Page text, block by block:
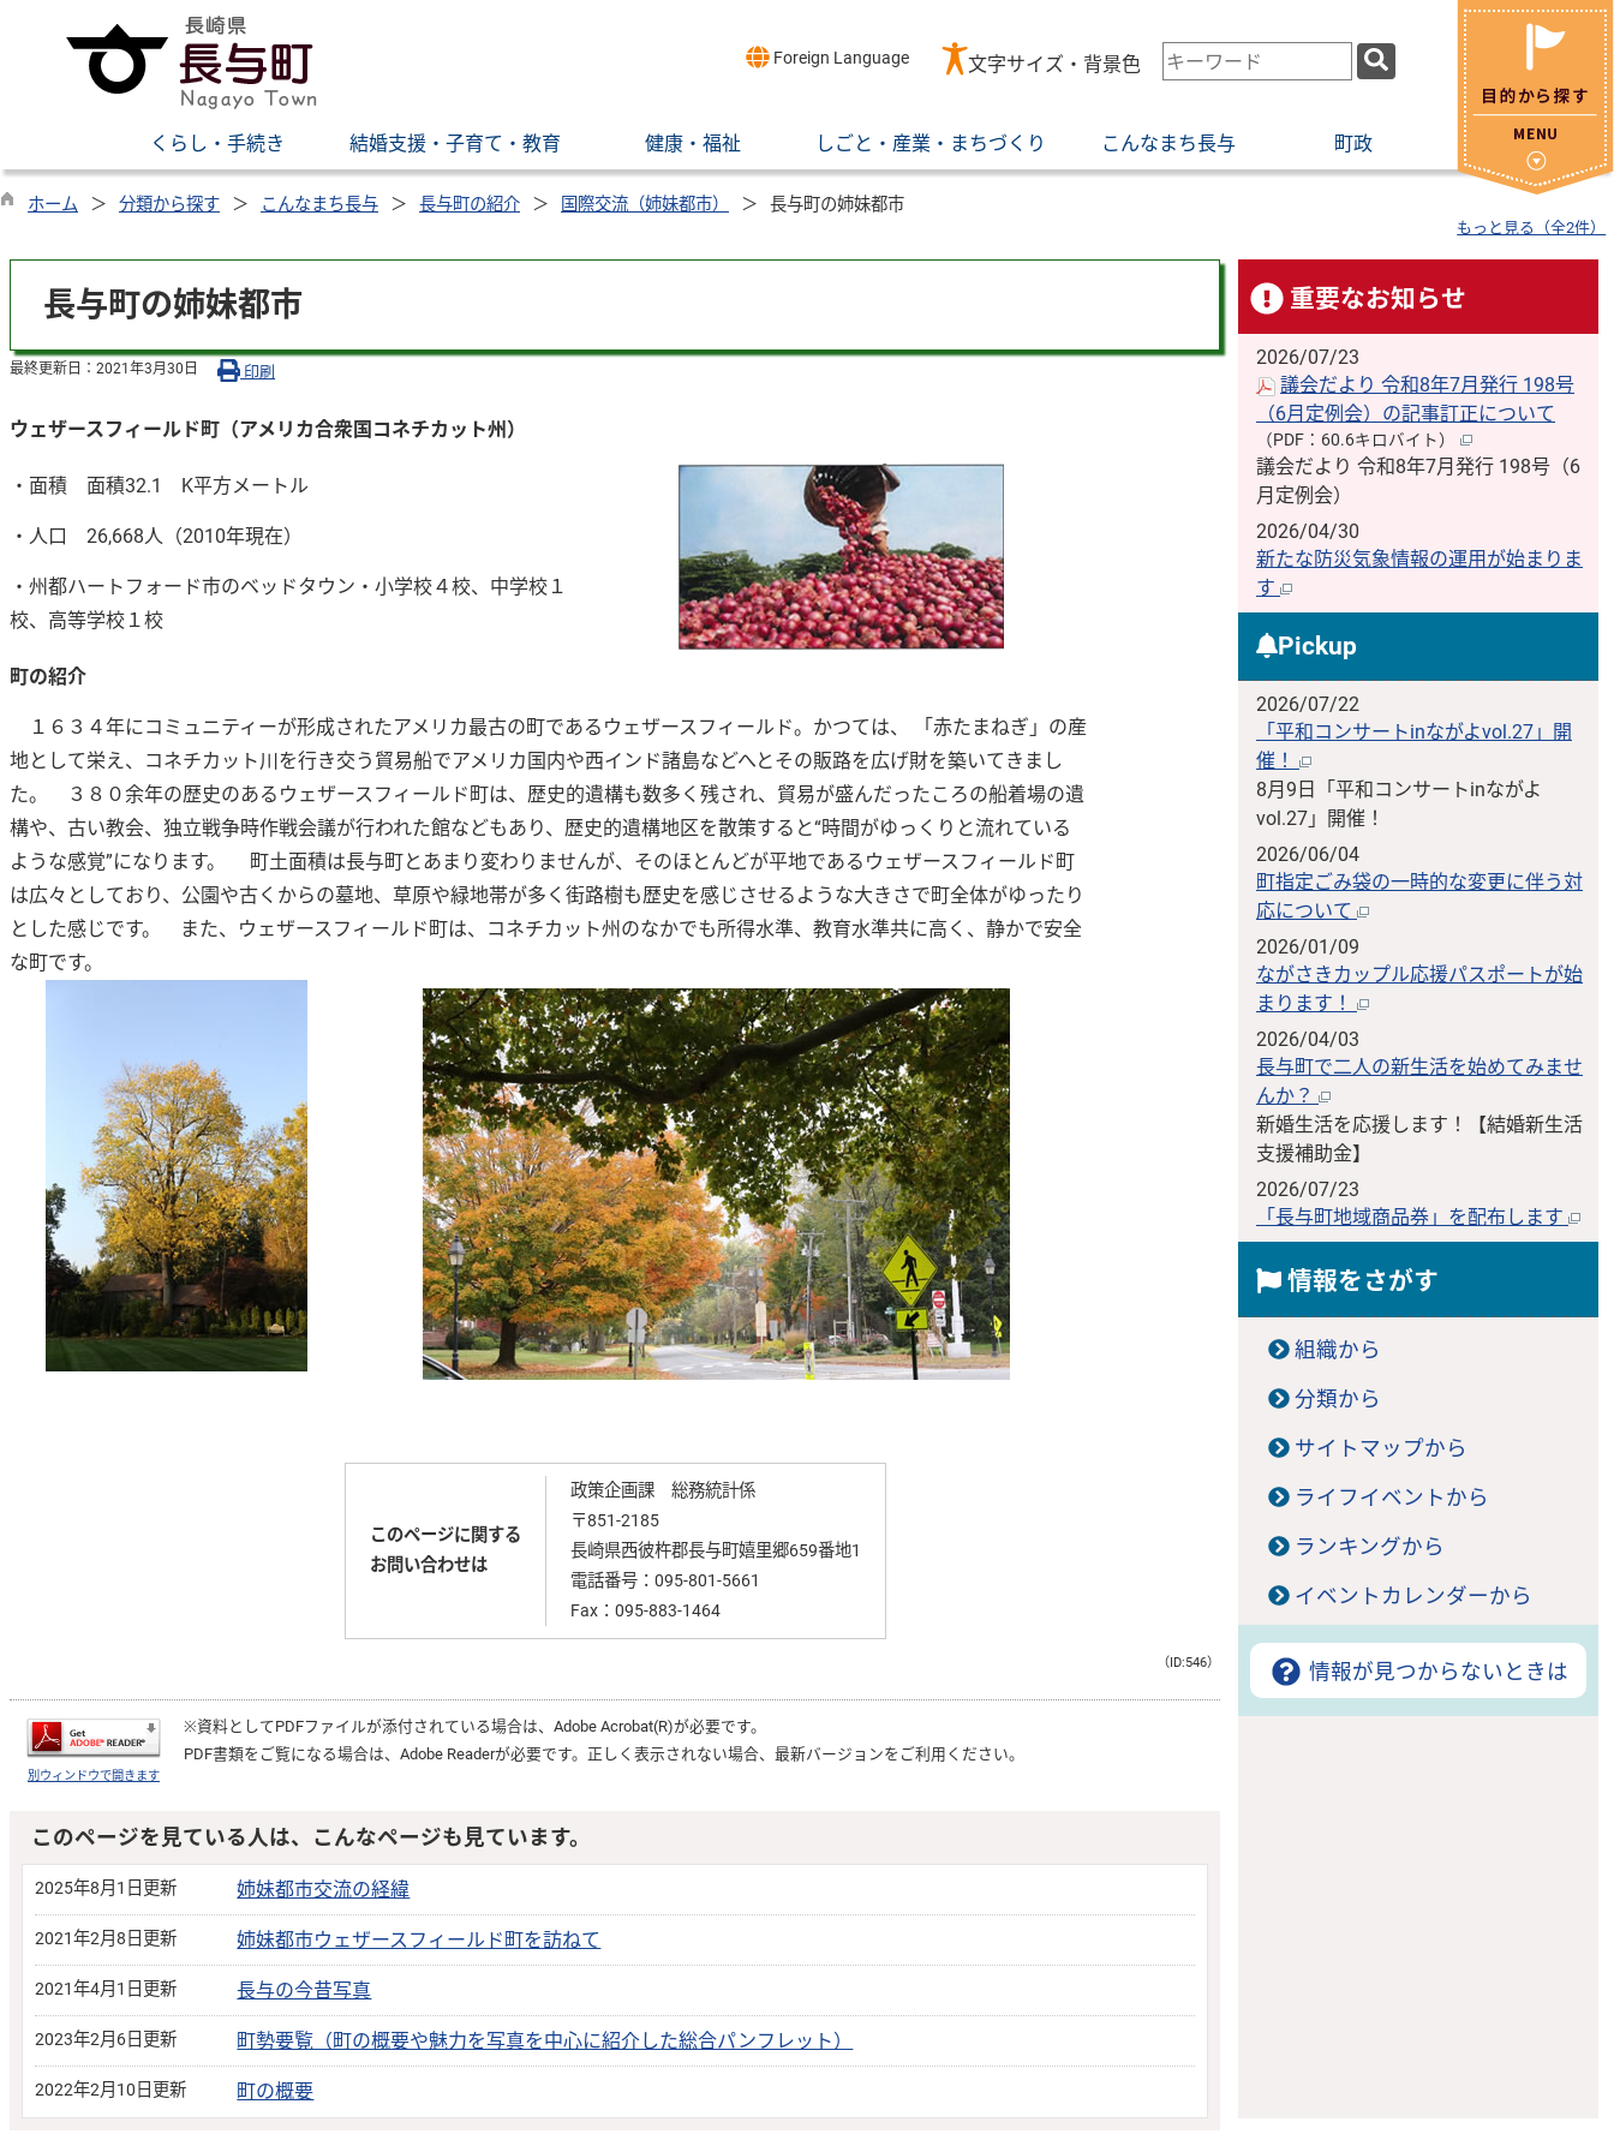
Foreign Language 文字サイズ・背景色
検
索
ー
ワ
くらし・手続き 結婚支援・子育て・教育 健康・福祉 しごと・産業・まちづくり こんなまち長与 町政
ホーム 分類から探す こんなまち長与 長与町の紹介 国際交流（姉妹都市） 長与町の姉妹都市
もっと見る（全2件）
長与町の姉妹都市
最終更新日： 2021年3月30日 印刷
ウェザースフィールド町（アメリカ合衆国コネチカット州）
・面積 面積32.1 K平方メートル
・人口 26,668人（2010年現在）
・州都ハートフォード市のベッドタウン・小学校４校、中学校１
校、高等学校１校
町の紹介
１６３４年にコミュニティーが形成されたアメリカ最古の町であるウェザースフィールド。かつては、 「赤たまねぎ」の産
地として栄え、コネチカット川を行き交う貿易船でアメリカ国内や西インド諸島などへとその販路を広げ財を築いてきまし
た。 ３８０余年の歴史のあるウェザースフィールド町は、歴史的遺構も数多く残され、貿易が盛んだったころの船着場の遺
構や、古い教会、独立戦争時作戦会議が行われた館などもあり、歴史的遺構地区を散策すると“時間がゆっくりと流れている
ような感覚”になります。 町土面積は長与町とあまり変わりませんが、そのほとんどが平地であるウェザースフィールド町
は広々としており、公園や古くからの墓地、草原や緑地帯が多く街路樹も歴史を感じさせるような大きさで町全体がゆったり
とした感じです。 また、ウェザースフィールド町は、コネチカット州のなかでも所得水準、教育水準共に高く、静かで安全
な町です。
このページに関する
お問い合わせは
政策企画課 総務統計係
〒851-2185
長崎県西彼杵郡長与町嬉里郷659番地1
電話番号： 095-801-5661
Fax：095-883-1464
（ID:546）
別ウィンドウで開きます
※資料としてPDFファイルが添付されている場合は、 Adobe Acrobat(R)が必要です。
PDF書類をご覧になる場合は、 Adobe Readerが必要です。正しく表示されない場合、最新バージョンをご利用ください。
このページを見ている人は、こんなページも見ています。
2025年8月1日更新 姉妹都市交流の経緯
2021年2月8日更新 姉妹都市ウェザースフィールド町を訪ねて
2021年4月1日更新 長与の今昔写真
2023年2月6日更新 町勢要覧（町の概要や魅力を写真を中心に紹介した総合パンフレット）
2022年2月10日更新 町の概要
重要なお知らせ
2026/07/23
議会だより 令和8年7月発行 198号
（6月定例会）の記事訂正について
（PDF：60.6キロバイト）
議会だより 令和8年7月発行 198号（6
月定例会）
2026/04/30
新たな防災気象情報の運用が始まりま
す
Pickup
2026/07/22
「平和コンサートinながよvol.27」開
催！
8月9日「平和コンサートinながよ
vol.27」開催！
2026/06/04
町指定ごみ袋の一時的な変更に伴う対
応について
2026/01/09
ながさきカップル応援パスポートが始
まります！
2026/04/03
長与町で二人の新生活を始めてみませ
んか？
新婚生活を応援します！【結婚新生活
支援補助金】
2026/07/23
「長与町地域商品券」を配布します
情報をさがす
組織から
分類から
サイトマップから
ライフイベントから
ランキングから
イベントカレンダーから
情報が見つからないときは